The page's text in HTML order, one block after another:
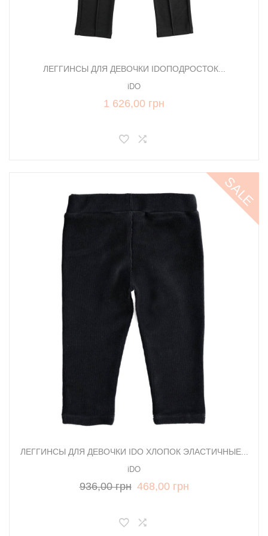
ЛЕГГИНСЫ ДЛЯ ДЕВОЧКИ IDOПОДРОСТОК...
iDO
1 626,00 грн
SALE
ЛЕГГИНСЫ ДЛЯ ДЕВОЧКИ IDO ХЛОПОК ЭЛАСТИЧНЫЕ...
iDO
936,00 грн 468,00 грн